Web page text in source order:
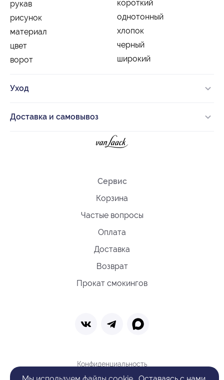
рукав
короткий
рисунок
однотонный
материал
хлопок
цвет
черный
ворот
широкий
Уход
Доставка и самовывоз
Сервис
Корзина
Частые вопросы
Оплата
Доставка
Возврат
Прокат смокингов
Конфиденциальность
Политика обработки cookie